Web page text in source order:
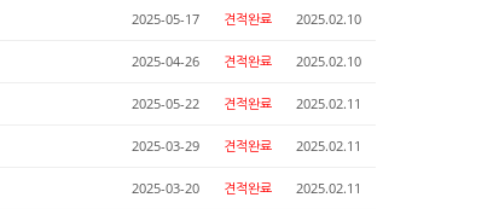
2025-05-17 견적완료 2025.02.10
2025-04-26 견적완료 2025.02.10
2025-05-22 견적완료 2025.02.11
2025-03-29 견적완료 2025.02.11
2025-03-20 견적완료 2025.02.11